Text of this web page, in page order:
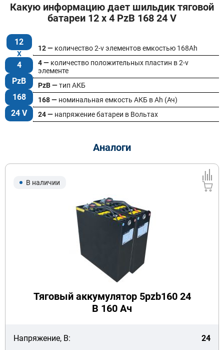
Какую информацию дает шильдик тяговой
батареи 12 x 4 PzB 168 24 V
12
4
PzB
168
24 V
12 — количество 2-v элементов емкостью 168Ah
24 — напряжение батареи в Вольтах
4 — количество положительных пластин в 2-v
элементе
168 — номинальная емкость АКБ в Ah (Ач)
PzB —тип АКБ
Аналоги
В наличии
Тяговый аккумулятор 5pzb160 24
В 160 Ач
Напряжение, В:
24